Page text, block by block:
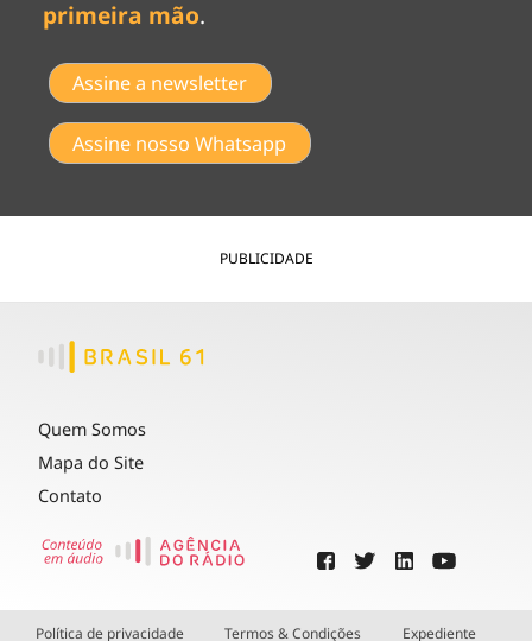
primeira mão.
Assine a newsletter
Assine nosso Whatsapp
PUBLICIDADE
Quem Somos
Mapa do Site
Contato
Política de privacidade Termos & Condições Expediente